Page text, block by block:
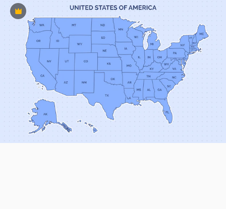
Premium